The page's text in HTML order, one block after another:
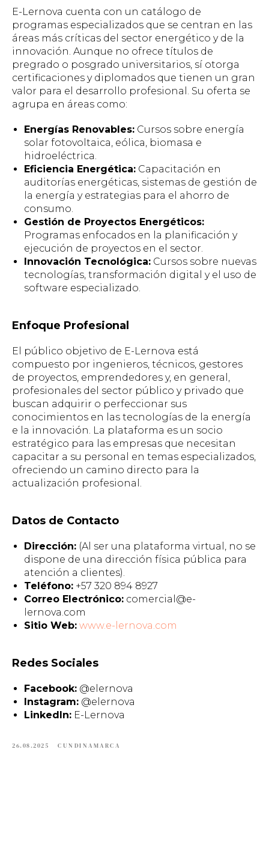
E-Lernova cuenta con un catálogo de
programas especializados que se centran en las
áreas más críticas del sector energético y de la
innovación. Aunque no ofrece títulos de
pregrado o posgrado universitarios, sí otorga
certificaciones y diplomados que tienen un gran
valor para el desarrollo profesional. Su oferta se
agrupa en áreas como:
Energías Renovables: Cursos sobre energía
solar fotovoltaica, eólica, biomasa e
hidroeléctrica.
Eficiencia Energética: Capacitación en
auditorías energéticas, sistemas de gestión de
la energía y estrategias para el ahorro de
consumo.
Gestión de Proyectos Energéticos:
Programas enfocados en la planificación y
ejecución de proyectos en el sector.
Innovación Tecnológica: Cursos sobre nuevas
tecnologías, transformación digital y el uso de
software especializado.
Enfoque Profesional
El público objetivo de E-Lernova está
compuesto por ingenieros, técnicos, gestores
de proyectos, emprendedores y, en general,
profesionales del sector público y privado que
buscan adquirir o perfeccionar sus
conocimientos en las tecnologías de la energía
e la innovación. La plataforma es un socio
estratégico para las empresas que necesitan
capacitar a su personal en temas especializados,
ofreciendo un camino directo para la
actualización profesional.
Datos de Contacto
Dirección: (Al ser una plataforma virtual, no se
dispone de una dirección física pública para
atención a clientes).
Teléfono: +57 320 894 8927
Correo Electrónico: comercial@e-
lernova.com
Sitio Web: www.e-lernova.com
Redes Sociales
Facebook: @elernova
Instagram: @elernova
LinkedIn: E-Lernova
26.08.2025 CUNDINAMARCA